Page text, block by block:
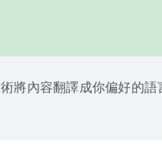
將內容翻譯成你偏好的語